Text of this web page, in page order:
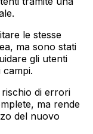
le stesse
ma sono stati
gli utenti
di errori
ma rende
del nuovo